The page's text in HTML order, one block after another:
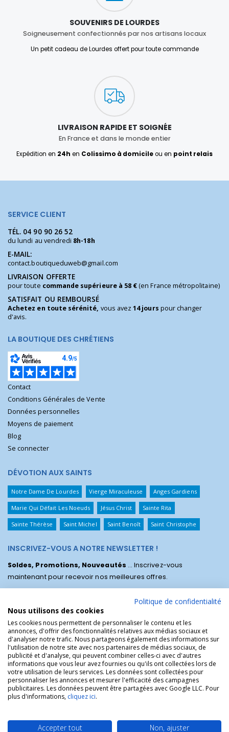
SOUVENIRS DE LOURDES
Soigneusement confectionnés par nos artisans locaux
Un petit cadeau de Lourdes offert pour toute commande
LIVRAISON RAPIDE ET SOIGNÉE
En France et dans le monde entier
Expédition en 24h en Colissimo à domicileou en point relais
SERVICE CLIENT
TÉL. 04 90 90 26 52
du lundi au vendredi 8h-18h
E-MAIL:
contact.boutiqueduweb@gmail.com
LIVRAISON OFFERTE
pour toute commande supérieure à 58 €(en France métropolitaine)
SATISFAIT OU REMBOURSÉ
Achetez en toute sérénité, vous avez14 jours pour changer
d'avis.
LA BOUTIQUE DES CHRÉTIENS
Contact
Conditions Générales de Vente
Données personnelles
Moyens de paiement
Blog
Se connecter
DÉVOTION AUX SAINTS
Notre Dame De Lourdes Vierge Miraculeuse Anges Gardiens
Marie Qui Défait Les Noeuds Jésus Christ Sainte Rita
Sainte Thérèse Saint Michel Saint Benoît Saint Christophe
INSCRIVEZ-VOUS A NOTRE NEWSLETTER !
Soldes, Promotions, Nouveautés ... Inscrivez-vous
maintenant pour recevoir nos meilleures offres.
La Boutique des Chrétiens © | La boutique religieuse chrétienne de
référence !.
Politique de confidentialité
Nous utilisons des cookies
Les cookies nous permettent de personnaliser le contenu et les
annonces, d'offrir des fonctionnalités relatives aux médias sociaux et
d'analyser notre trafic. Nous partageons également des informations sur
l'utilisation de notre site avec nos partenaires de médias sociaux, de
publicité et d'analyse, qui peuvent combiner celles-ci avec d'autres
informations que vous leur avez fournies ou qu'ils ont collectées lors de
votre utilisation de leurs services. Les données sont collectées pour
personnaliser les annonces et mesurer l'efficacité des campagnes
publicitaires. Les données peuvent être partagées avec Google LLC. Pour
plus d'informations, cliquez ici.
Accepter tout Non, ajuster